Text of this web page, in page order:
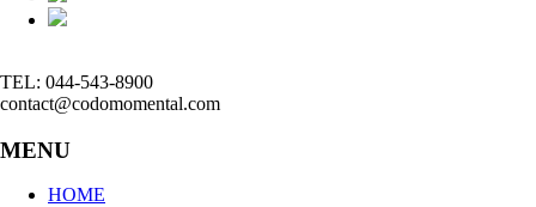
TEL: 044-543-8900
contact@codomomental.com
MENU
HOME